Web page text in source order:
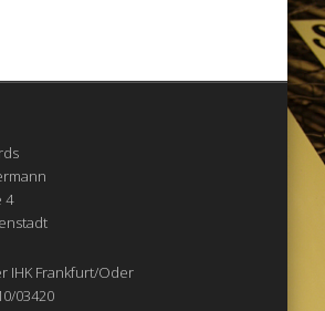
4
IHK Frankfurt/Oder
03420